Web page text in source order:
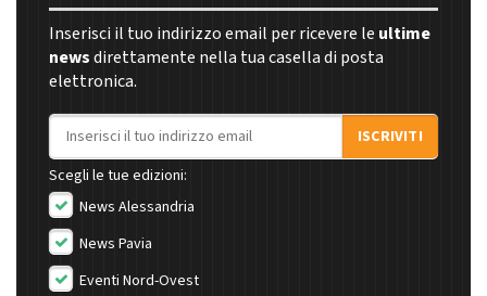
Inserisci il tuo indirizzo email per ricevere le ultime
newsdirettamente nella tua casella di posta
elettronica.
Indirizzo email
ISCRIVITI
Scegli le tue edizioni:
News Alessandria
News Pavia
Eventi Nord-Ovest